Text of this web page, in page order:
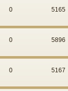
0 5165
0 5896
0 5167